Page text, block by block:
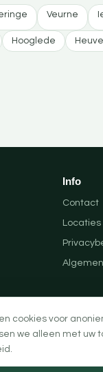
Veurne
Hooglede
Info
Contact
Locaties
cookies voor
we alleen met uw
.